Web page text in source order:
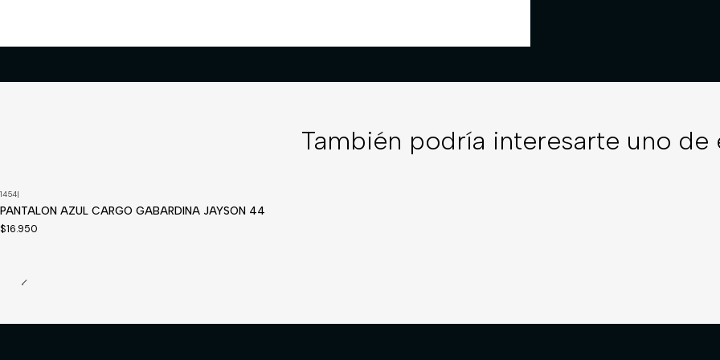
También podría interesarte uno de
1454|
PANTALON AZUL CARGO GABARDINA JAYSON 44
$16.950